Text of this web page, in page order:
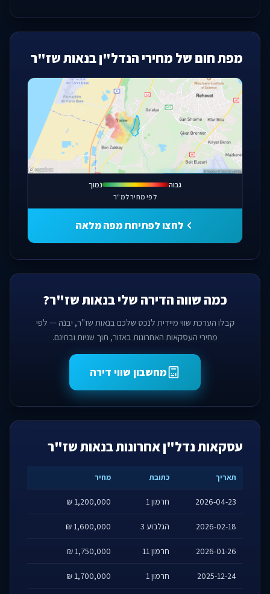
מפת חום של מחירי הנדל"ן בנאות שז"ר
פתחו מפה מלאה
גבוה נמוך
לפי מחיר למ"ר
לחצו לפתיחת מפה מלאה
כמה שווה הדירה שלי בנאות שז"ר?
קבלו הערכת שווי מיידית לנכס שלכם בנאות שז"ר, יבנה — לפי
מחירי העסקאות האחרונות באזור, תוך שניות ובחינם.
מחשבון שווי דירה
עסקאות נדל"ן אחרונות בנאות שז"ר
תאריך כתובת מחיר
2026-04-23 חרמון 1 1,200,000 ₪
2026-02-18 הגלבוע 3 1,600,000 ₪
2026-01-26 חרמון 11 1,750,000 ₪
2025-12-24 חרמון 1 1,700,000 ₪